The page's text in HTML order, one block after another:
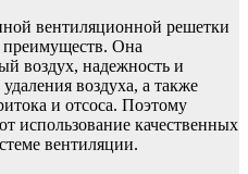
вентиляционной решетки
Она
воздух, надежность и
воздуха, а также
и отсоса. Поэтому
использование качественных
вентиляции.